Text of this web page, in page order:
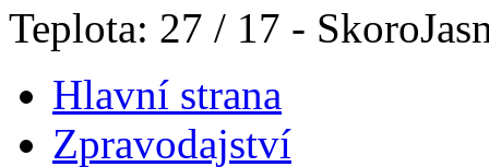
Teplota: 27 / 17 -
Hlavní strana
Zpravodajství